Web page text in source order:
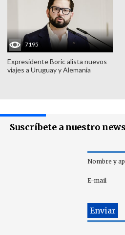
7195
Expresidente Boric alista nuevos
viajes a Uruguay y Alemania
Suscríbete a nuestro
Nombre y
E-mail